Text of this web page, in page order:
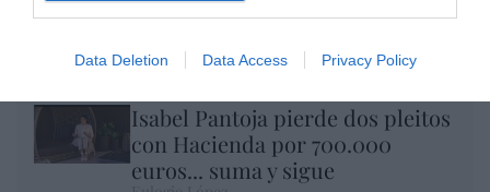
Data Deletion Data Access Privacy Policy
Nokia, Ericsson... Huawei: lo que importan
Eulogio López
Isabel Pantoja pierde dos pleitos
con Hacienda por 700.000
euros... suma y sigue